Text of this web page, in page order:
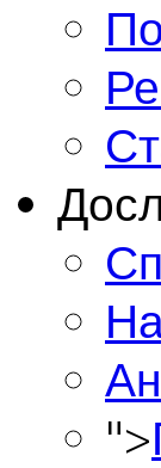
">